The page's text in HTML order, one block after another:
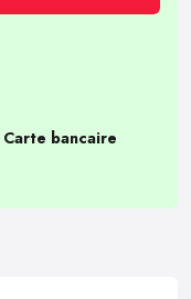
Carte bancaire